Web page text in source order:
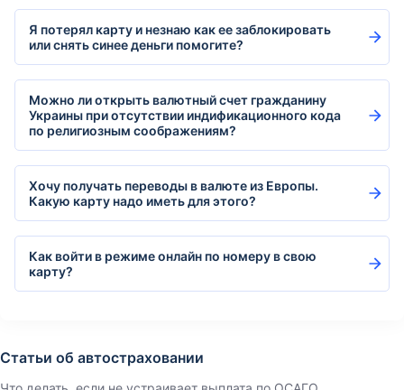
Я потерял карту и незнаю как ее заблокировать
или снять синее деньги помогите?
Можно ли открыть валютный счет гражданину
Украины при отсутствии индификационного кода
по религиозным соображениям?
Хочу получать переводы в валюте из Европы.
Какую карту надо иметь для этого?
Как войти в режиме онлайн по номеру в свою
карту?
Статьи об автостраховании